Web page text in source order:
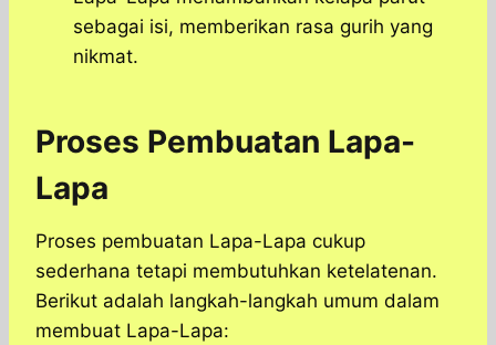
sebagai isi, memberikan rasa gurih yang
nikmat.
Proses Pembuatan Lapa-
Lapa
Proses pembuatan Lapa-Lapa cukup
sederhana tetapi membutuhkan ketelatenan.
Berikut adalah langkah-langkah umum dalam
membuat Lapa-Lapa: